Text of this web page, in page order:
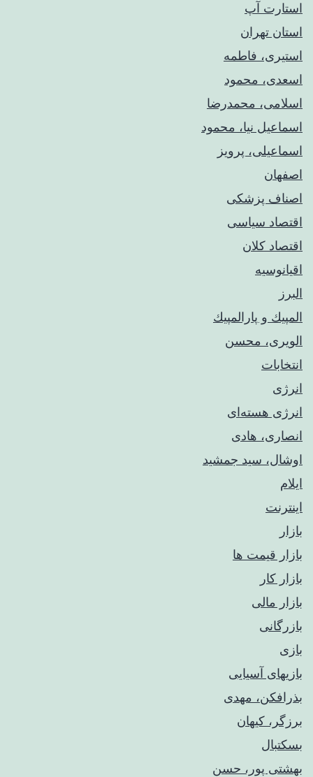
استارت آپ
استان تهران
استیری، فاطمه
اسعدی، محمود
اسلامی، محمدرضا
اسماعیل نیا، محمود
اسماعیلی، پرویز
اصفهان
اصناف پزشکی
اقتصاد سیاسی
اقتصاد کلان
اقیانوسیه
البرز
المپيك و پارالمپيك
الویری، محسن
انتخابات
انرژی
انرژی هسته‌ای
انصاری، هادی
اوشال، سید جمشید
ایلام
اینترنت
بازار
بازار قیمت ها
بازار کار
بازار مالی
بازرگانی
بازی
بازیهای آسیایی
بذرافکن، مهدی
برزگر، کیهان
بسکتبال
بهشتی پور، حسن